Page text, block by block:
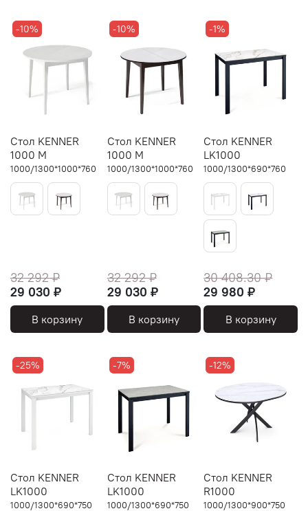
-10%
Стол KENNER
1000 М
1000/1300*1000*760
32 292 ₽
29 030 ₽
В корзину
-10%
Стол KENNER
1000 М
1000/1300*1000*760
32 292 ₽
29 030 ₽
В корзину
-1%
Стол KENNER
LK1000
1000/1300*690*760
30 408.30 ₽
29 980 ₽
В корзину
-25%
Стол KENNER
LK1000
1000/1300*690*750
-7%
Стол KENNER
LK1000
1000/1300*690*750
-12%
Стол KENNER
R1000
1000/1300*900*750